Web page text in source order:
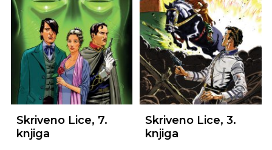
Skriveno Lice, 7.
knjiga
Skriveno Lice, 3.
knjiga